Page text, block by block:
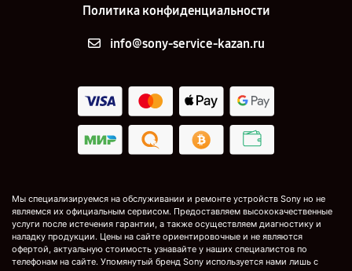
Политика конфиденциальности
info@sony-service-kazan.ru
Мы специализируемся на обслуживании и ремонте устройств Sony но не
являемся их официальным сервисом. Предоставляем высококачественные
услуги после истечения гарантии, а также осуществляем диагностику и
наладку продукции. Цены на сайте ориентировочные и не являются
офертой, актуальную стоимость узнавайте у наших специалистов по
телефонам на сайте. Упомянутый бренд Sony используется нами лишь с